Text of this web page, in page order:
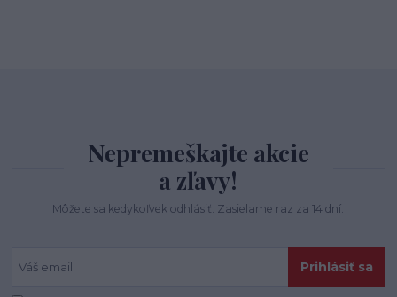
Nepremeškajte akcie
a zľavy!
Môžete sa kedykoľvek odhlásiť. Zasielame raz za 14 dní.
Prihlásiť sa